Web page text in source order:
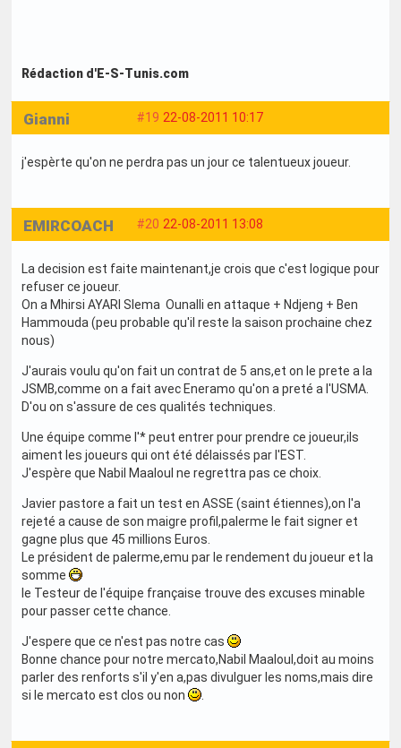
Rédaction d'E-S-Tunis.com
#19 22-08-2011 10:17
Gianni
j'espèrte qu'on ne perdra pas un jour ce talentueux joueur.
#20 22-08-2011 13:08
EMIRCOACH
La decision est faite maintenant,je crois que c'est logique pour
refuser ce joueur.
On a Mhirsi AYARI Slema Ounalli en attaque + Ndjeng + Ben
Hammouda (peu probable qu'il reste la saison prochaine chez
nous)
J'aurais voulu qu'on fait un contrat de 5 ans,et on le prete a la
JSMB,comme on a fait avec Eneramo qu'on a preté a l'USMA.
D'ou on s'assure de ces qualités techniques.
Une équipe comme l'* peut entrer pour prendre ce joueur,ils
aiment les joueurs qui ont été délaissés par l'EST.
J'espère que Nabil Maaloul ne regrettra pas ce choix.
Javier pastore a fait un test en ASSE (saint étiennes),on l'a
rejeté a cause de son maigre profil,palerme le fait signer et
gagne plus que 45 millions Euros.
Le président de palerme,emu par le rendement du joueur et la
somme
le Testeur de l'équipe française trouve des excuses minable
pour passer cette chance.
J'espere que ce n'est pas notre cas
Bonne chance pour notre mercato,Nabil Maaloul,doit au moins
parler des renforts s'il y'en a,pas divulguer les noms,mais dire
si le mercato est clos ou non